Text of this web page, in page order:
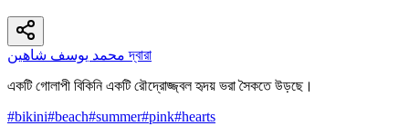
محمد يوسف شاهين দ্বারা
একটি গোলাপী বিকিনি একটি রৌদ্রোজ্জ্বল হৃদয় ভরা সৈকতে উড়ছে।
#bikini#beach#summer#pink#hearts